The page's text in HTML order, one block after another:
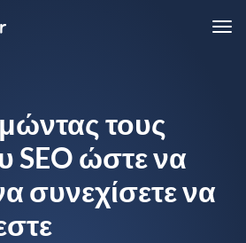
τους
SEO ώστε να
συνεχίσετε να